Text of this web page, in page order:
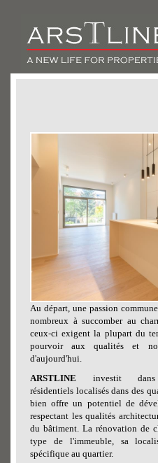
Au départ, une passion
nombreux à succomber au
ceux-ci exigent la plupart du
pourvoir aux qualités et
d'aujourd'hui.
ARSTLINE investit dans
résidentiels localisés dans des
bien offre un potentiel de
respectant les qualités
du bâtiment. La rénovation de
type de l'immeuble, sa
spécifique au quartier.